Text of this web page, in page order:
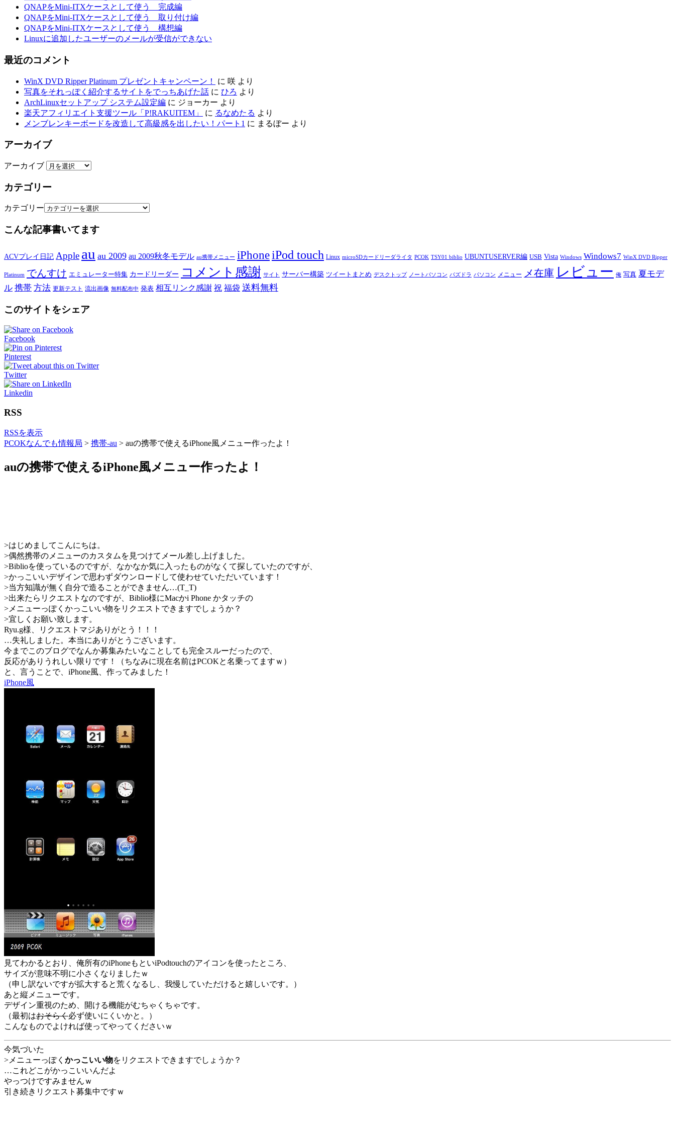
QNAPをMini-ITXケースとして使う 完成編
QNAPをMini-ITXケースとして使う 取り付け編
QNAPをMini-ITXケースとして使う 構想編
Linuxに追加したユーザーのメールが受信ができない
最近のコメント
WinX DVD Ripper Platinum プレゼントキャンペーン！ に 咲 より
写真をそれっぽく紹介するサイトをでっちあげた話 に ひろ より
ArchLinuxセットアップ システム設定編 に ジョーカー より
楽天アフィリエイト支援ツール「P!RAKUITEM」
に るなめたる より
メンブレンキーボードを改造して高級感を出したい！パート1 に まるぼー より
アーカイブ
アーカイブ
カテゴリー
カテゴリー
こんな記事書いてます
ACVプレイ日記 Apple au au 2009 au 2009秋冬モデル au携帯メニュー iPhoneiPod touch Linux microSDカードリーダライタ PCOK TSY01 biblio UBUNTUSERVER編 USB Vista Windows Windows7 WinX DVD Ripper
Platinum でんすけ エミュレーター特集 カードリーダー コメント感謝 サイト サーバー構築 ツイートまとめ デスクトップ ノートパソコン パズドラ パソコン メニュー メ在庫 レビュー 俺 写真 夏モデ
ル 携帯 方法 更新テスト 流出画像 無料配布中 発表 相互リンク感謝 祝 福袋 送料無料
このサイトをシェア
Facebook
Pinterest
Twitter
Linkedin
RSS
RSSを表示
PCOKなんでも情報局 > 携帯-au > auの携帯で使えるiPhone風メニュー作ったよ！
auの携帯で使えるiPhone風メニュー作ったよ！
>はじめましてこんにちは。
>偶然携帯のメニューのカスタムを見つけてメール差し上げました。
>Biblioを使っているのですが、なかなか気に入ったものがなくて探していたのですが、
>かっこいいデザインで思わずダウンロードして使わせていただいています！
>当方知識が無く自分で造ることができません…(T_T)
>出来たらリクエストなのですが、Biblio様にMacかi Phone かタッチの
>メニューっぽくかっこいい物をリクエストできますでしょうか？
>宜しくお願い致します。
Ryu.g様、リクエストマジありがとう！！！
…失礼しました。本当にありがとうございます。
今までこのブログでなんか募集みたいなことしても完全スルーだったので、
反応がありうれしい限りです！（ちなみに現在名前はPCOKと名乗ってますｗ）
と、言うことで、iPhone風、作ってみました！
iPhone風
見てわかるとおり、俺所有のiPhoneもといiPodtouchのアイコンを使ったところ、
サイズが意味不明に小さくなりましたｗ
（申し訳ないですが拡大すると荒くなるし、我慢していただけると嬉しいです。）
あと縦メニューです。
デザイン重視のため、開ける機能がむちゃくちゃです。
（最初はおそらく必ず使いにくいかと。）
こんなものでよければ使ってやってくださいｗ
今気づいた
>メニューっぽく かっこいい物をリクエストできますでしょうか？
…これどこがかっこいいんだよ
やっつけですみませんｗ
引き続きリクエスト募集中ですｗ